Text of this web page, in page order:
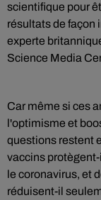
scientifique pour
résultats de façon
experte
Science Media
Car même si ces
l'optimisme et
questions restent
vaccins
le coronavirus, et
réduisent-il